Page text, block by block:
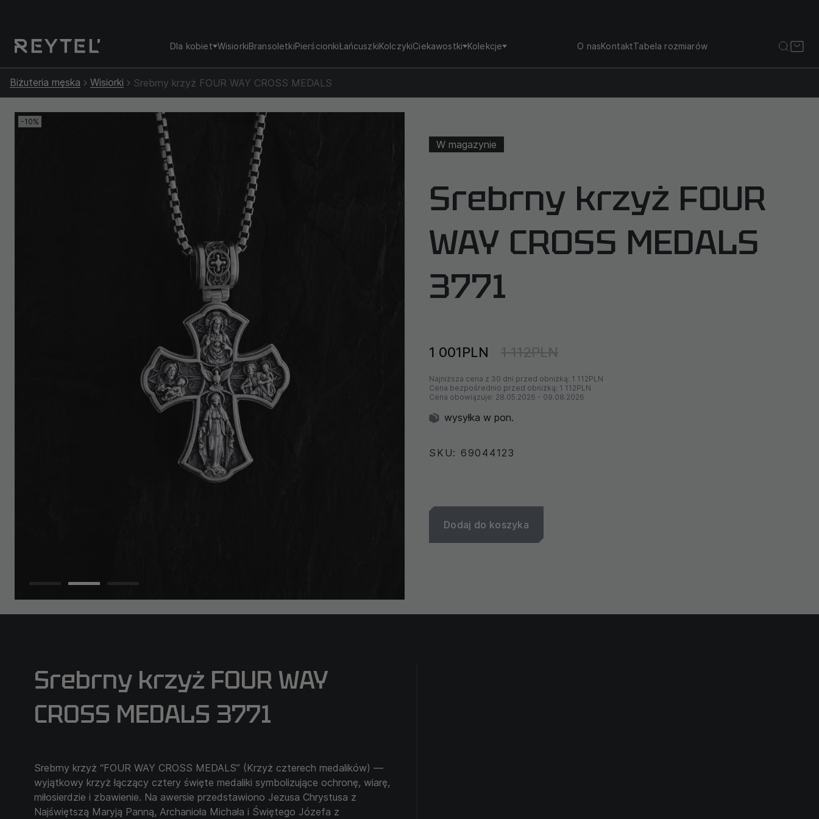
Dla kobiet WisiorkiBransoletkiPierścionkiŁańcuszkiKolczykiCiekawostki Kolekcje O nasKontaktTabela rozmiarów
Biżuteria męska Wisiorki Srebrny krzyż FOUR WAY CROSS MEDALS
-10%
W magazynie
Srebrny krzyż FOUR
WAY CROSS MEDALS
3771
1 001PLN 1 112PLN
Najniższa cena z 30 dni przed obniżką: 1 112PLN
Cena bezpośrednio przed obniżką: 1 112PLN
Cena obowiązuje: 28.05.2026 - 09.08.2026
wysyłka w pon.
SKU: 69044123
Dodaj do koszyka
Srebrny krzyż FOUR WAY
CROSS MEDALS 3771
Srebrny krzyż “FOUR WAY CROSS MEDALS” (Krzyż czterech medalików) —
wyjątkowy krzyż łączący cztery święte medaliki symbolizujące ochronę, wiarę,
miłosierdzie i zbawienie. Na awersie przedstawiono Jezusa Chrystusa z
Najświętszą Maryją Panną, Archanioła Michała i Świętego Józefa z